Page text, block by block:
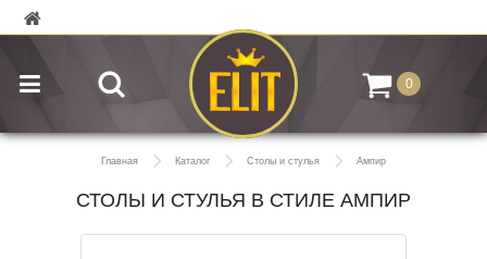
0
Главная Каталог Столы и стулья Ампир
СТОЛЫ И СТУЛЬЯ В СТИЛЕ АМПИР